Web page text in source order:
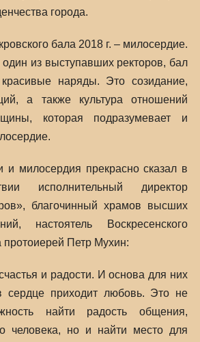
города.
бала 2018 г. – милосердие.
один из выступавших ректоров, бал
наряды. Это созидание,
а также культура отношений
которая подразумевает и
и милосердия прекрасно сказал в
исполнительный директор
благочинный храмов высших
настоятель Воскресенского
Петр Мухин:
и радости. И основа для них
сердце приходит любовь. Это не
найти радость общения,
человека, но и найти место для